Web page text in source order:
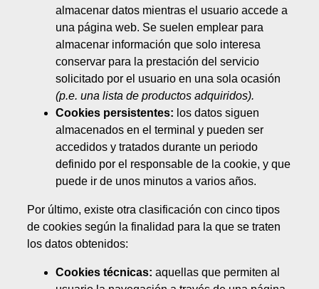
almacenar datos mientras el usuario accede a
una página web. Se suelen emplear para
almacenar información que solo interesa
conservar para la prestación del servicio
solicitado por el usuario en una sola ocasión
(p.e. una lista de productos adquiridos).
Cookies persistentes: los datos siguen
almacenados en el terminal y pueden ser
accedidos y tratados durante un periodo
definido por el responsable de la cookie, y que
puede ir de unos minutos a varios años.
Por último, existe otra clasificación con cinco tipos
de cookies según la finalidad para la que se traten
los datos obtenidos:
Cookies técnicas: aquellas que permiten al